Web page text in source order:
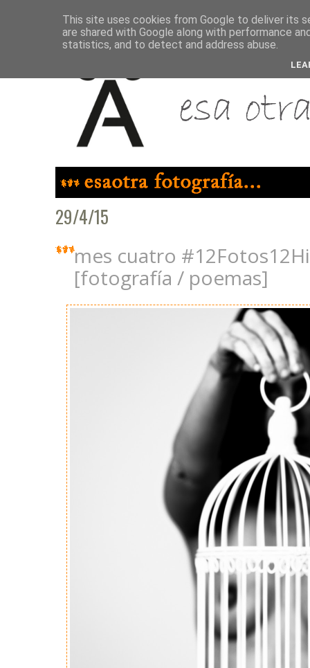
29/4/15
mes cuatro
[fotografía / poemas]
This site uses cookies from Google to deliver its
are shared with Google along with performance
statistics, and to detect and address abuse.